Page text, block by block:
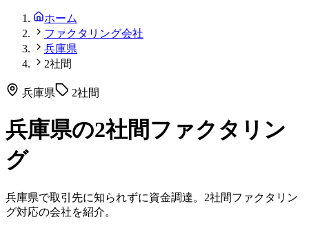
ホーム
ファクタリング会社
兵庫県
2社間
兵庫県 2社間
兵庫県の2社間ファクタリン
グ
兵庫県で取引先に知られずに資金調達。2社間ファクタリン
グ対応の会社を紹介。